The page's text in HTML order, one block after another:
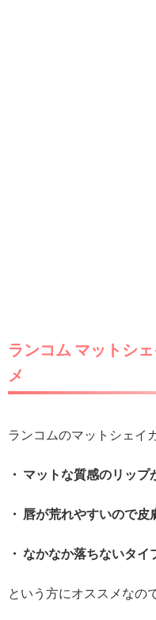
ランコム マットシ
メ
ランコムのマットシェイ
・ マットな質感のリップ
・ 唇が荒れやすいので
・ なかなか落ちないタイ
という方にオススメなの